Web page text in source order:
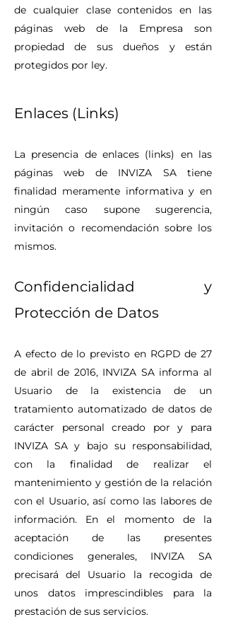
de cualquier clase contenidos en las
páginas web de la Empresa son
propiedad de sus dueños y están
protegidos por ley.
Enlaces (Links)
La presencia de enlaces (links) en las
páginas web de INVIZA SA tiene
finalidad meramente informativa y en
ningún caso supone sugerencia,
invitación o recomendación sobre los
mismos.
Confidencialidad y
Protección de Datos
A efecto de lo previsto en RGPD de 27
de abril de 2016, INVIZA SA informa al
Usuario de la existencia de un
tratamiento automatizado de datos de
carácter personal creado por y para
INVIZA SA y bajo su responsabilidad,
con la finalidad de realizar el
mantenimiento y gestión de la relación
con el Usuario, así como las labores de
información. En el momento de la
aceptación de las presentes
condiciones generales, INVIZA SA
precisará del Usuario la recogida de
unos datos imprescindibles para la
prestación de sus servicios.